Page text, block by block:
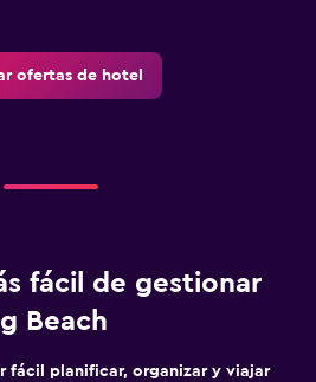
ofertas de hotel
fácil de gestionar
Beach
fácil planificar, organizar y viajar